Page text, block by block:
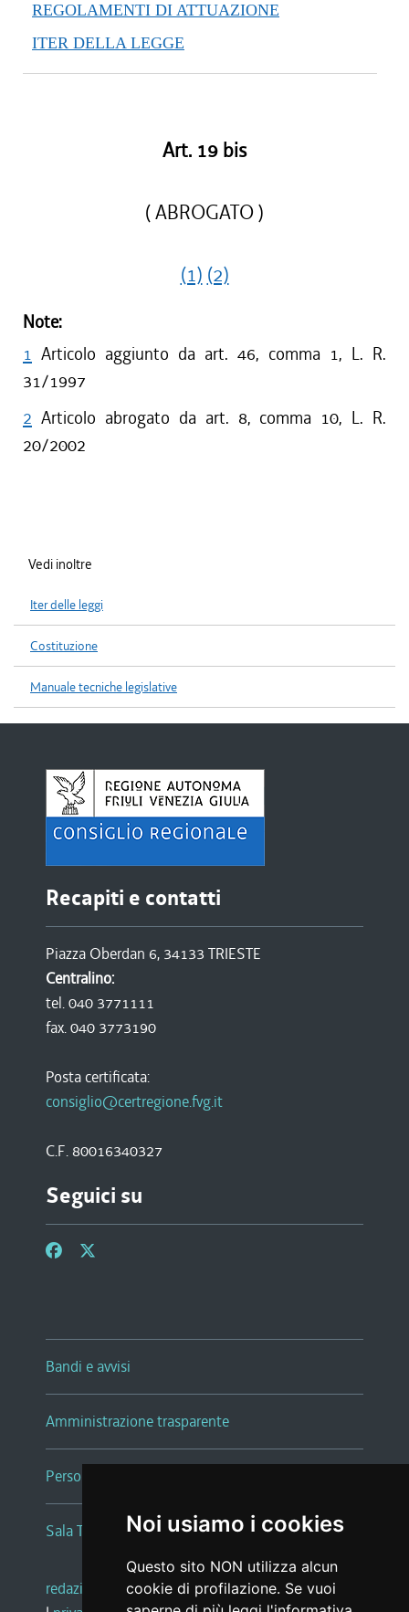
Noi usiamo i cookies
Questo sito NON utilizza alcun
cookie di profilazione. Se vuoi
REGOLAMENTI DI ATTUAZIONE
ITER DELLA LEGGE
Art. 19 bis
( ABROGATO )
(1) (2)
Note:
1 Articolo aggiunto da art. 46, comma 1, L. R.
31/1997
2 Articolo abrogato da art. 8, comma 10, L. R.
20/2002
Vedi inoltre
Iter delle leggi
Costituzione
Manuale tecniche legislative
Recapiti e contatti
Piazza Oberdan 6, 34133 TRIESTE
Centralino:
tel. 040 3771111
fax. 040 3773190
Posta certificata:
consiglio@certregione.fvg.it
C.F. 80016340327
Seguici su
Bandi e avvisi
Amministrazione trasparente
Persone e Uffici
Sala Tiziano Tessitori
redazione web |note legali |glossario